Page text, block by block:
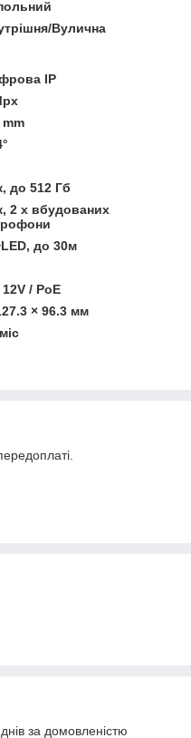
Вулична
ІР
mm
до 512 Гб
2 х вбудованих
до 30м
12V / PoE
× 96.3 мм
за домовленістю